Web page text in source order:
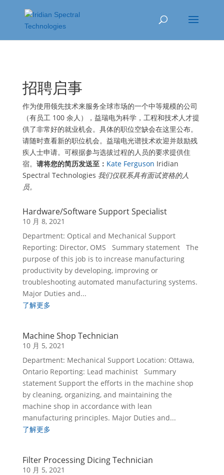
招聘启事
作为使用领先技术来服务全球市场的一个中等规模的公司
（有员工 100 余人），益瑞电为科学，工程和技术人才提
供了非常好的就业机会。具体的职位空缺会在这里公布。
请随时查看新的职位机会。益瑞电光谱技术欢迎并鼓励残
疾人士申请。可根据参与选拔过程的人员的要求提供住
宿。 请将您的简历发送至： Kate Ferguson Iridian
Spectral Technologies 我们仅联系具有面试资格的人
员。
Hardware/Software Support Specialist
10 月 8, 2021
Department: Optical and Mechanical Support
Reporting: Director, OMS Summary statement The
purpose of this job is to increase manufacturing
productivity by developing, improving or
troubleshooting automated manufacturing systems.
Major Duties and...
了解更多
Machine Shop Technician
10 月 5, 2021
Department: Mechanical Support Location: Ottawa,
Ontario Reporting: Lead machinist Summary
statement Support the efforts in the machine shop
by cleaning, organizing, and maintaining the
machine shop in accordance with lean
manufacturing principles. Major Duties and...
了解更多
Filter Processing Dicing Technician
10 月 5, 2021